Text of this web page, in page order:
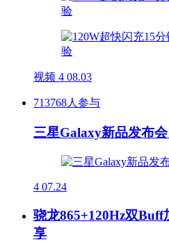
视频 4 08.03
713768人参与
三星Galaxy新品发布
4 07.24
骁龙865+120Hz双Buff
享